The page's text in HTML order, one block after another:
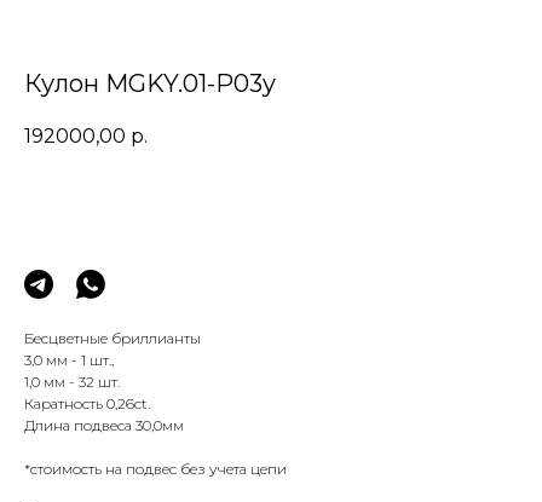
Кулон MGKY.01-P03y
192000,00 р.
Бесцветные бриллианты
3,0 мм - 1 шт.,
1,0 мм - 32 шт.
Каратность 0,26сt.
Длина подвеса 30,0мм
*стоимость на подвес без учета цепи